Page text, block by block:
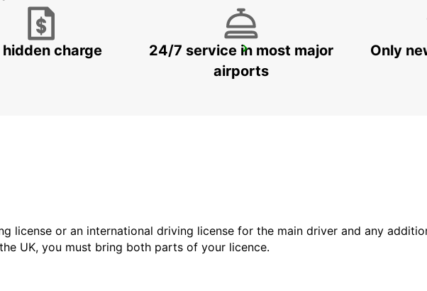
BANDRELE HOTEL SAKOULI DZAOUDZI AIRPORT
hidden charge
24/7 service in most major
airports
Only
license or an international driving license for the main driver and any
UK, you must bring both parts of your licence.